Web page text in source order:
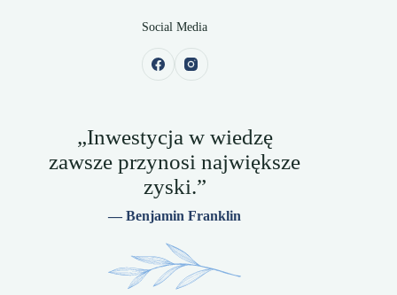
Social Media
„Inwestycja w wiedzę
zawsze przynosi największe
zyski.”
— Benjamin Franklin